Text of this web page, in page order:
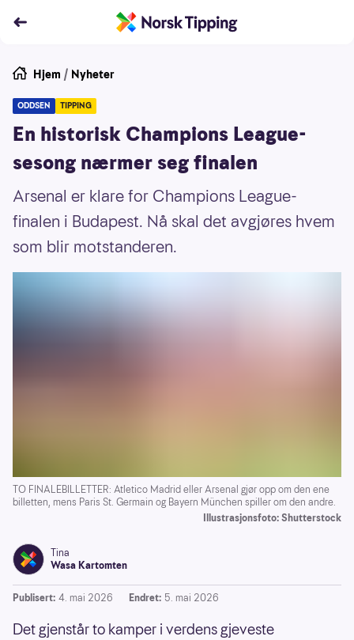
Hjem / Nyheter
ODDSEN TIPPING
En historisk Champions League-
sesong nærmer seg finalen
Arsenal er klare for Champions League-
finalen i Budapest. Nå skal det avgjøres hvem
som blir motstanderen.
TO FINALEBILLETTER: Atletico Madrid eller Arsenal gjør opp om den ene
billetten, mens Paris St. Germain og Bayern München spiller om den andre.
Illustrasjonsfoto: Shutterstock
Tina
Wasa Kartomten
Publisert: 4. mai 2026 Endret: 5. mai 2026
Det gjenstår to kamper i verdens gjeveste